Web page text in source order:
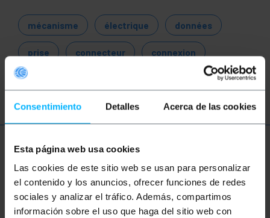
Consentimiento Detalles Acerca de las cookies
Esta página web usa cookies
Las cookies de este sitio web se usan para personalizar
el contenido y los anuncios, ofrecer funciones de redes
sociales y analizar el tráfico. Además, compartimos
información sobre el uso que haga del sitio web con
mécanisme électrique données
prise connecteur connexion
Plus d'informations
Description